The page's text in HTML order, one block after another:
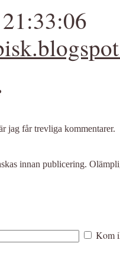
jag får trevliga kommentarer.
innan publicering.
Kom